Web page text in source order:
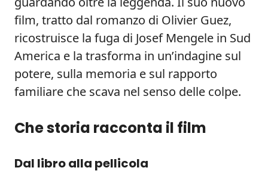
film, tratto dal romanzo di Olivier Guez,
ricostruisce la fuga di Josef Mengele in Sud
America e la trasforma in un’indagine sul
potere, sulla memoria e sul rapporto
familiare che scava nel senso delle colpe.
Che storia racconta il film
Dal libro alla pellicola